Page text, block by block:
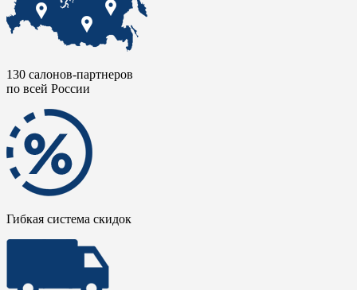
130 салонов-партнеров
по всей России
Гибкая система скидок